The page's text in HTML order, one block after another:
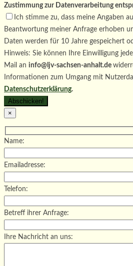
Zustimmung zur Datenverarbeitung
Ich stimme zu, dass meine Angaben
Beantwortung meiner Anfrage erhoben
Daten werden für 10 Jahre gespeichert
Hinweis: Sie können Ihre Einwilligung
Mail an info@ljv-sachsen-anhalt.de
Informationen zum Umgang mit
Datenschutzerklärung.
×
Name:
Emailadresse:
Telefon:
Betreff ihrer Anfrage:
Ihre Nachricht an uns: